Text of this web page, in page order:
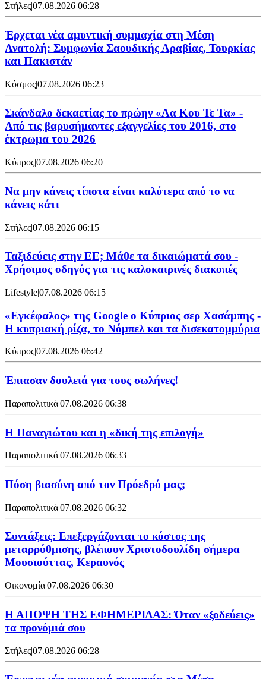
Στήλες|07.08.2026 06:28
Έρχεται νέα αμυντική συμμαχία στη Μέση
Ανατολή: Συμφωνία Σαουδικής Αραβίας, Τουρκίας
και Πακιστάν
Κόσμος|07.08.2026 06:23
Σκάνδαλο δεκαετίας το πρώην «Λα Κου Τε Τα» -
Από τις βαρυσήμαντες εξαγγελίες του 2016, στο
έκτρωμα του 2026
Κύπρος|07.08.2026 06:20
Να μην κάνεις τίποτα είναι καλύτερα από το να
κάνεις κάτι
Στήλες|07.08.2026 06:15
Ταξιδεύεις στην ΕΕ; Μάθε τα δικαιώματά σου -
Χρήσιμος οδηγός για τις καλοκαιρινές διακοπές
Lifestyle|07.08.2026 06:15
«Εγκέφαλος» της Google ο Κύπριος σερ Χασάμπης -
Η κυπριακή ρίζα, το Νόμπελ και τα δισεκατομμύρια
Κύπρος|07.08.2026 06:42
Έπιασαν δουλειά για τους σωλήνες!
Παραπολιτικά|07.08.2026 06:38
Η Παναγιώτου και η «δική της επιλογή»
Παραπολιτικά|07.08.2026 06:33
Πόση βιασύνη από τον Πρόεδρό μας;
Παραπολιτικά|07.08.2026 06:32
Συντάξεις: Επεξεργάζονται το κόστος της
μεταρρύθμισης, βλέπουν Χριστοδουλίδη σήμερα
Μουσιούττας, Κεραυνός
Οικονομία|07.08.2026 06:30
Η ΑΠΟΨΗ ΤΗΣ ΕΦΗΜΕΡΙΔΑΣ: Όταν «ξοδεύεις»
τα προνόμιά σου
Στήλες|07.08.2026 06:28